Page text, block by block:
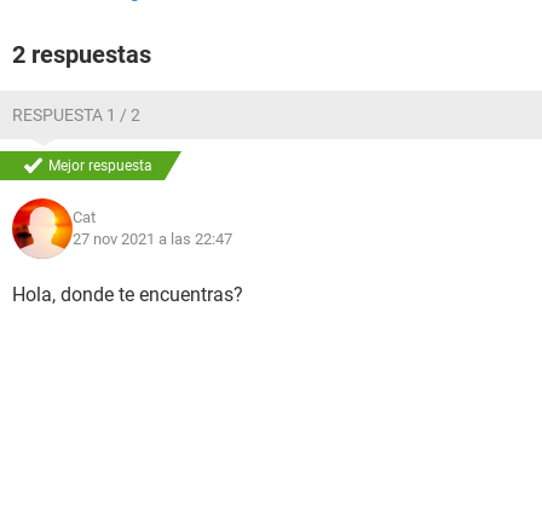
2 respuestas
RESPUESTA 1 / 2
Mejor respuesta
Cat
27 nov 2021 a las 22:47
Hola, donde te encuentras?